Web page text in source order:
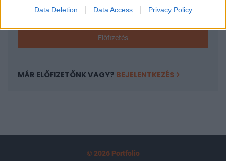
Data Deletion Data Access Privacy Policy
kötéslistái
Előfizetés
MÁR ELŐFIZETŐNK VAGY? BEJELENTKEZÉS
© 2026 Portfolio